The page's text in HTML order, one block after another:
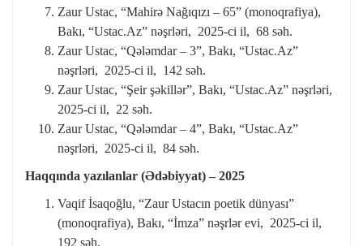
Zaur Ustac, “Mahirə Nağıqızı – 65” (monoqrafiya),
Bakı, “Ustac.Az” nəşrləri, 2025-ci il, 68 səh.
Zaur Ustac, “Qələmdar – 3”, Bakı, “Ustac.Az”
nəşrləri, 2025-ci il, 142 səh.
Zaur Ustac, “Şeir şəkillər”, Bakı, “Ustac.Az” nəşrləri,
2025-ci il, 22 səh.
Zaur Ustac, “Qələmdar – 4”, Bakı, “Ustac.Az”
nəşrləri, 2025-ci il, 84 səh.
Haqqında yazılanlar (Ədəbiyyat) – 2025
Vaqif İsaqoğlu, “Zaur Ustacın poetik dünyası”
(monoqrafiya), Bakı, “İmza” nəşrlər evi, 2025-ci il,
192 səh.